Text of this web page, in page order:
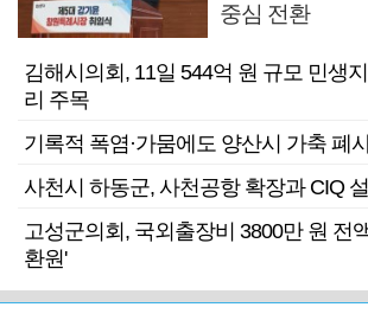
중심 전환
김해시의회, 11일 544억 원 규모 민생
리 주목
기록적 폭염·가뭄에도 양산시 가축 폐사
사천시 하동군, 사천공항 확장과 CIQ
고성군의회, 국외출장비 3800만 원 전
환원'